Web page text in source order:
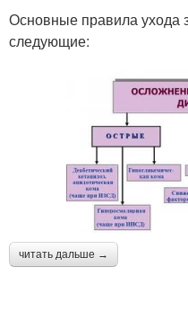
Основные правила ухода
следующие:
читать дальше →